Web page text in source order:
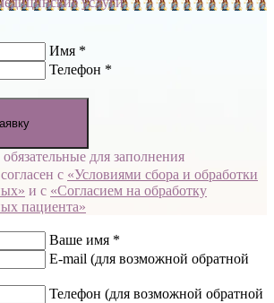
Имя *
Телефон *
для заполнения
с «Условиями сбора и обработки
и с «Согласием на обработку
пациента»
Ваше имя *
E-mail (для возможной обратной
Телефон (для возможной обратной